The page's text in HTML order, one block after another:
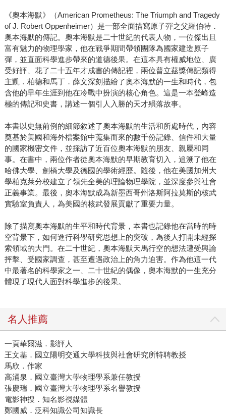
《奧本海默》（American Prometheus: The Triumph and Tragedy
of J. Robert Oppenheimer）是一部全面描寫原子彈之父羅伯特．
奧本海默的傳記。奧本海默是二十世紀的代表人物，一位傑出且
富有魅力的物理學家，他在戰爭期間帶領團隊為國家建造原子
彈，並直面科學進步帶來的道德後果。在這本具有權威地位、廣
受好評、花了二十五年才成書的傳記裡，兩位普立茲獎傳記類得
主凱．柏德和馬丁．薛文深刻描繪了奧本海默的一生和時代，包
含他的早年生涯到他在冷戰中扮演的核心角色。這是一本登峰造
極的傳記和史書，講述一個引人入勝的天才殞落故事。
本書以史無前例的細節敘述了奧本海默的生活和所處時代，內容
奠基於美國和海外檔案館中蒐集而來的數千份記錄、信件和大量
的國家機密文件，並採訪了近百位奧本海默的朋友、親屬和同
事。在書中，兩位作者從奧本海默的早期教育切入，追溯了他在
哈佛大學、劍橋大學及德國的學術經歷。隨後，他在美國加州大
學柏克萊分校建立了領先全美的理論物理學院，並深度參與社會
正義事業。最後，奧本海默成為新墨西哥州洛斯阿拉莫斯的核武
實驗室負責人，為美國的核武發展貢獻了重要力量。
除了描寫奧本海默的生平和時代背景，本書也記錄他在當時的時
空背景下，如何進行科學研究思想上的突破，為後人打開未經探
索領域的大門。在二十世紀，奧本海默天馬行空的想法遭受輿論
抨擊、受國家調查，甚至遭遇政治上的角力迫害。作為他這一代
中最著名的科學家之一、二十世紀的偶像，奧本海默的一生充分
體現了現代人面對科學進步的後果。
名人推薦
一頁華爾滋．影評人
王文基．國立陽明交通大學科技與社會研究所特聘教授
馬欣．作家
高涌泉．國立臺灣大學物理學系兼任教授
張慶瑞．國立臺灣大學物理學系名譽教授
電影神搜．知名影視媒體
鄭國威．泛科知識公司知識長